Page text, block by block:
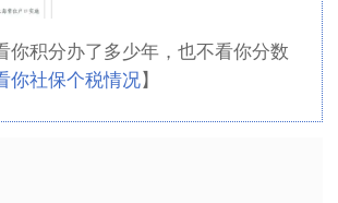
你积分办了多少年，也不看你分数
你社保个税情况】